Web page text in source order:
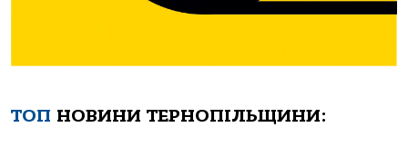
ТОП НОВИНИ ТЕРНОПІЛЬЩИНИ: